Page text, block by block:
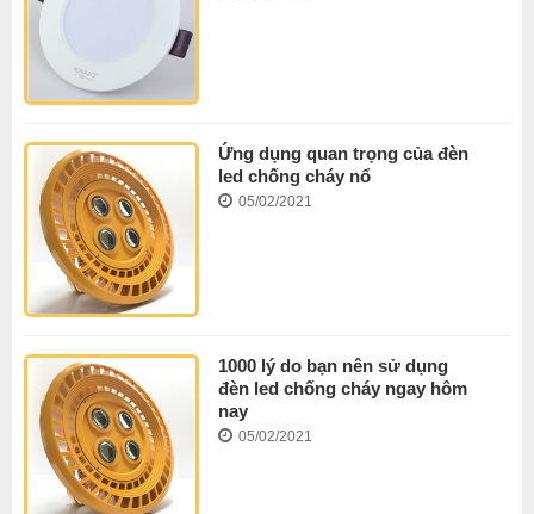
Ứng dụng quan trọng của đèn
led chống cháy nổ
05/02/2021
1000 lý do bạn nên sử dụng
đèn led chống cháy ngay hôm
nay
05/02/2021